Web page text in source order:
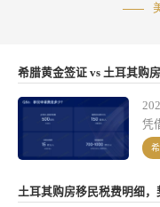
希腊黄金签证 vs 土耳其购
凭
外
土耳其购房移民税费明细